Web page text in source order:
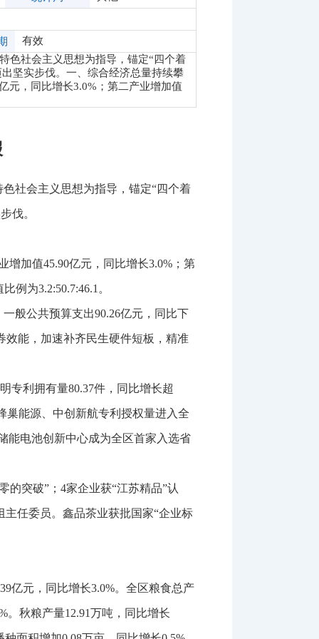
有效
色社会主义思想为指导，锚定“四个着
坚实步伐。一、综合经济总量持续攀
元，同比增长3.0%；第二产业增加值
社会主义思想为指导，锚定“四个着
伐。
增加值45.90亿元，同比增长3.0%；第
比例为3.2:50.7:46.1 。
一般公共预算支出90.26亿元，同比下
效能，加速补齐民生硬件短板，精准
专利拥有量80.37件，同比增长超
巢能源、中创新航专利授权量进入全
能电池创新中心成为全区首家 入选省
的突破”； 4家企业获“江苏精品”认
任委员。鑫品茶业获批国家“企业标
亿元，同比增长3.0%。全区粮食总产
。秋粮产量12.91万吨，同比增长